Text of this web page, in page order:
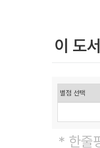
이 도
* 한줄